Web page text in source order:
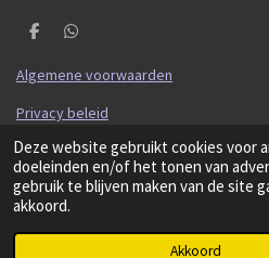
Deze website gebruikt cookies voor
doeleinden en/of het tonen van
gebruik te blijven maken van de site
akkoord.
Akkoord
D
l
e
D
l
e
Algemene voorwaarden
Privacy beleid
Powered by JouwWeb